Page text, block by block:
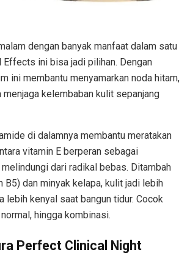
dengan banyak manfaat dalam satu
Effects ini bisa jadi pilihan. Dengan
ini membantu menyamarkan noda hitam,
menjaga kelembaban kulit sepanjang
di dalamnya membantu meratakan
vitamin E berperan sebagai
dari radikal bebas. Ditambah
B5) dan minyak kelapa, kulit jadi lebih
lebih kenyal saat bangun tidur. Cocok
hingga kombinasi.
Perfect Clinical Night